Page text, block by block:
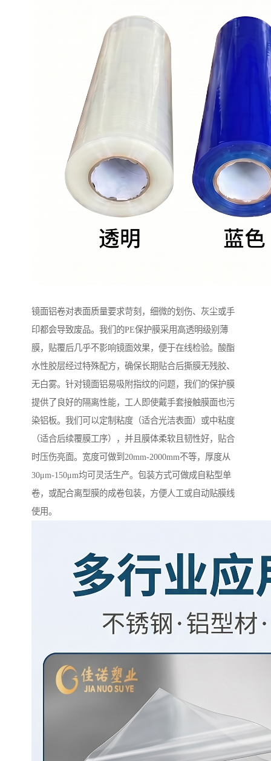
镜面铝卷对表面质量要求苛刻，细微的划伤、灰尘或手
印都会导致废品。我们的PE保护膜采用高透明级别薄
膜，贴覆后几乎不影响镜面效果，便于在线检验。酸酯
水性胶层经过特殊配方，确保长期贴合后撕膜无残胶、
无白雾。针对镜面铝易吸附指纹的问题，我们的保护膜
提供了良好的隔离性能，工人即使戴手套接触膜面也污
染铝板。我们可以定制粘度（适合光洁表面）或中粘度
（适合后续覆膜工序），并且膜体柔软且韧性好，贴合
时压伤亮面。宽度可做到20mm-2000mm不等，厚度从
30μm-150μm均可灵活生产。包装方式可做成自粘型单
卷，或配合离型膜的成卷包装，方便人工或自动贴膜线
使用。